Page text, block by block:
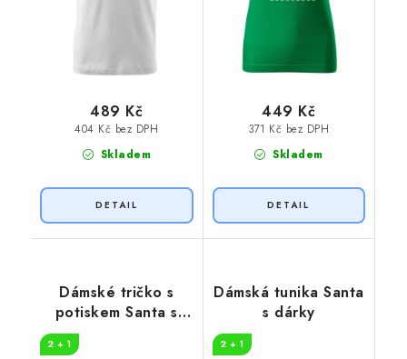
Skladem
404 Kč bez DPH
489 Kč
Skladem
371 Kč bez DPH
449 Kč
Dámské tričko s
potiskem Santa s
2 + 1
Dámská tunika Santa
s dárky
2 + 1